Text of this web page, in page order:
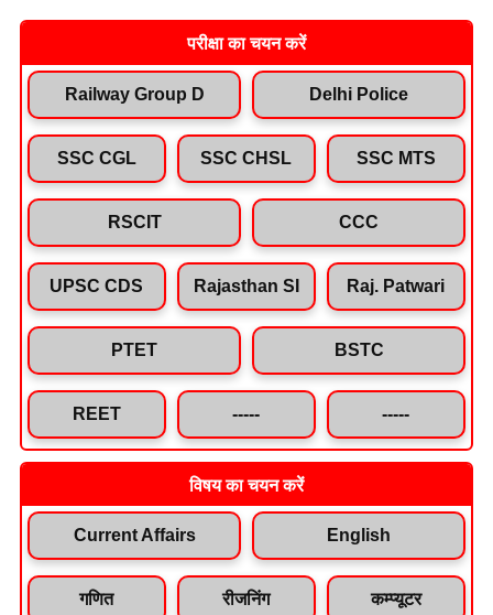
परीक्षा का चयन करें
Railway Group D Delhi Police
SSC CGL SSC CHSL SSC MTS
RSCIT CCC
UPSC CDS Rajasthan SI Raj. Patwari
PTET BSTC
REET ----- -----
विषय का चयन करें
Current Affairs English
गणित रीजनिंग कम्प्यूटर